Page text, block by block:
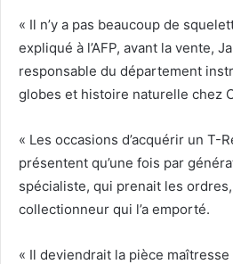
« Il n’y a pas beaucoup de
expliqué à l’AFP, avant la vente,
responsable du département
globes et histoire naturelle chez
« Les occasions d’acquérir un T-
présentent qu’une fois par
spécialiste, qui prenait les
collectionneur qui l’a emporté.
« Il deviendrait la pièce maîtresse